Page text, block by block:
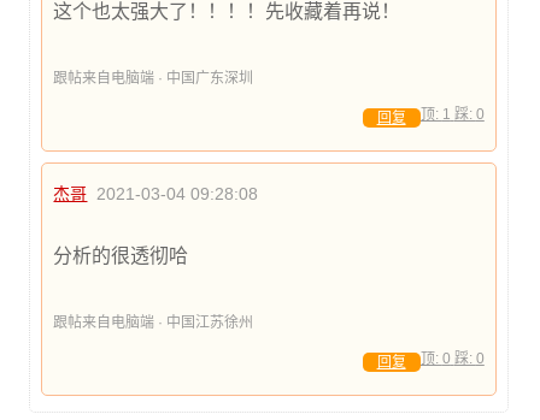
这个也太强大了！！！！先收藏着再说！
跟帖来自电脑端 · 中国广东深圳
顶: 1 踩: 0
回复
杰哥 2021-03-04 09:28:08
分析的很透彻哈
跟帖来自电脑端 · 中国江苏徐州
顶: 0 踩: 0
回复